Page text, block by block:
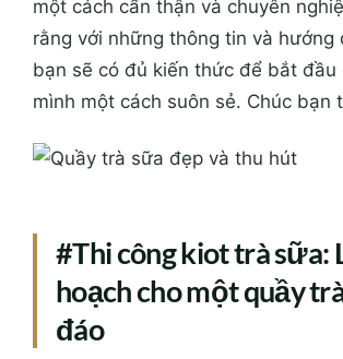
một cách cẩn thận và chuyên
rằng với những thông tin và hướng
bạn sẽ có đủ kiến thức để bắt đầu
mình một cách suôn sẻ. Chúc bạn
#Thi công kiot trà sữa:
hoạch cho một quầy
đáo